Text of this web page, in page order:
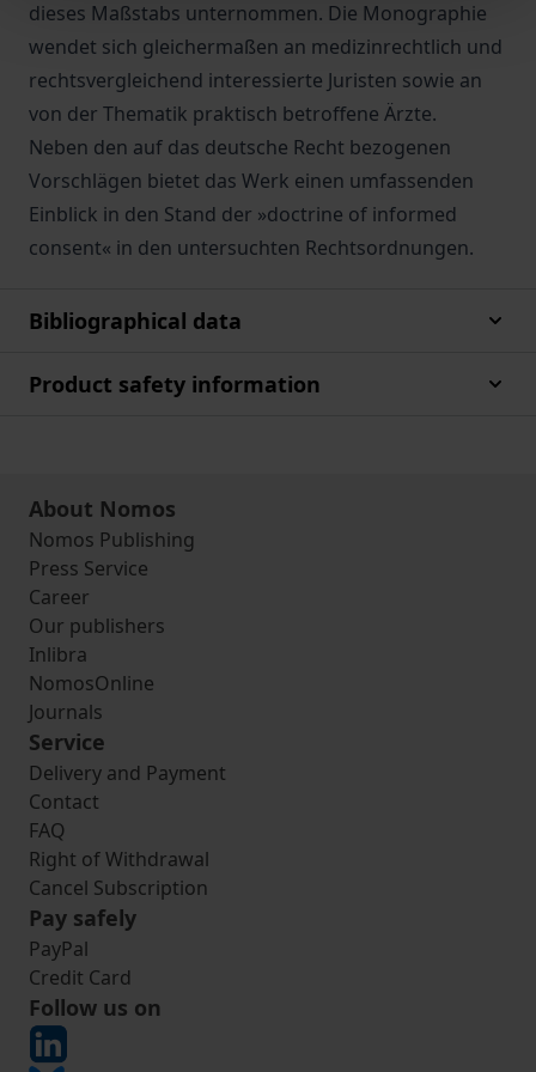
dieses Maßstabs unternommen. Die Monographie
wendet sich gleichermaßen an medizinrechtlich und
rechtsvergleichend interessierte Juristen sowie an
von der Thematik praktisch betroffene Ärzte.
Neben den auf das deutsche Recht bezogenen
Vorschlägen bietet das Werk einen umfassenden
Einblick in den Stand der »doctrine of informed
consent« in den untersuchten Rechtsordnungen.
Bibliographical data
Product safety information
About Nomos
Nomos Publishing
Press Service
Career
Our publishers
Inlibra
NomosOnline
Journals
Service
Delivery and Payment
Contact
FAQ
Right of Withdrawal
Cancel Subscription
Pay safely
PayPal
Credit Card
Follow us on